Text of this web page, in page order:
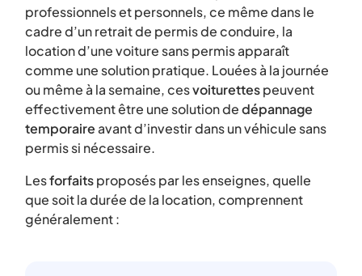
professionnels et personnels, ce même dans le
cadre d’un retrait de permis de conduire, la
location d’une voiture sans permis apparaît
comme une solution pratique. Louées à la journée
ou même à la semaine, cesvoiturettespeuvent
effectivement être une solution dedépannage
temporaireavant d’investir dans un véhicule sans
permis si nécessaire.
Lesforfaitsproposés par les enseignes, quelle
que soit la durée de la location, comprennent
généralement :